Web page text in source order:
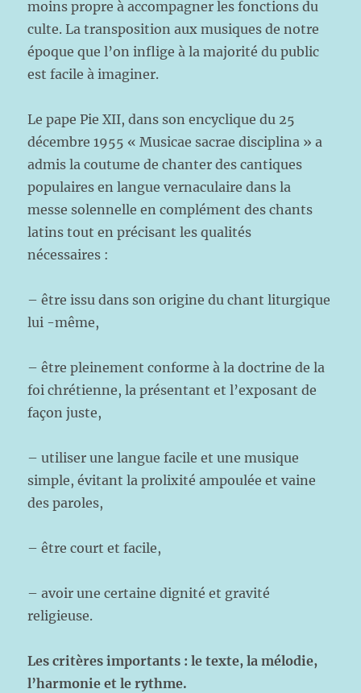
moins propre à accompagner les fonctions du
culte. La transposition aux musiques de notre
époque que l’on inflige à la majorité du public
est facile à imaginer.
Le pape Pie XII, dans son encyclique du 25
décembre 1955 « Musicae sacrae disciplina » a
admis la coutume de chanter des cantiques
populaires en langue vernaculaire dans la
messe solennelle en complément des chants
latins tout en précisant les qualités
nécessaires :
– être issu dans son origine du chant liturgique
lui -même,
– être pleinement conforme à la doctrine de la
foi chrétienne, la présentant et l’exposant de
façon juste,
– utiliser une langue facile et une musique
simple, évitant la prolixité ampoulée et vaine
des paroles,
– être court et facile,
– avoir une certaine dignité et gravité
religieuse.
Les critères importants : le texte, la mélodie,
l’harmonie et le rythme.